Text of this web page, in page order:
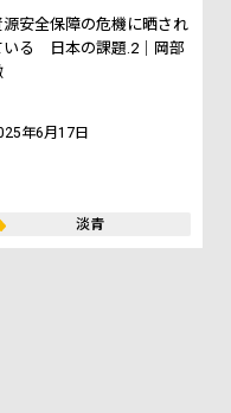
源安全保障の危機に晒され
いる 日本の課題.2｜岡部
年6月17日
淡青